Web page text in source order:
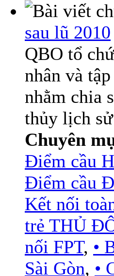
sau lũ 2010
QBO tổ
nhân và
nhằm chia
thủy lịch sử
Chuyên
Điểm cầu
Điểm cầu
Kết nối
trẻ THỦ
nối FPT, •
Sài Gòn, •